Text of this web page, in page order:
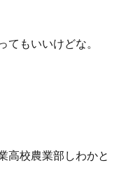
てもいいけどな。
高校農業部しわかと